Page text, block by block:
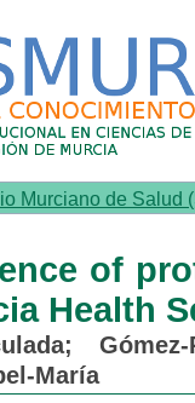
of
Murciano de Salud
of
Health
;
María